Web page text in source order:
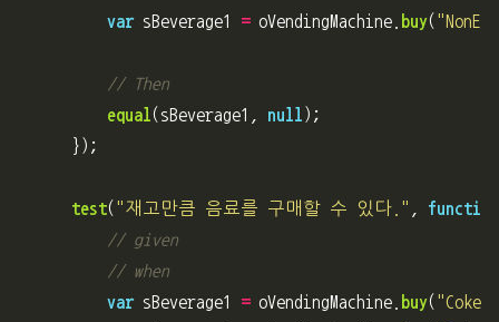
var sBeverage1 = oVendingMachine buy( "
// Then
equal ( sBeverage1 null );
});
test( "재고만큼 음료를 구매할 수 있다. "
function
// given
// when
var sBeverage1 = oVendingMachine buy( "Coke